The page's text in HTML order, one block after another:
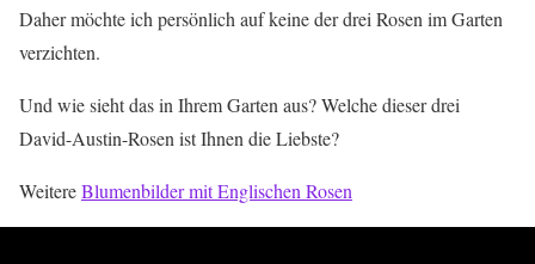
Daher möchte ich persönlich auf keine der drei Rosen im Garten
verzichten.
Und wie sieht das in Ihrem Garten aus? Welche dieser drei
David-Austin-Rosen ist Ihnen die Liebste?
WeitereBlumenbilder mit Englischen Rosen